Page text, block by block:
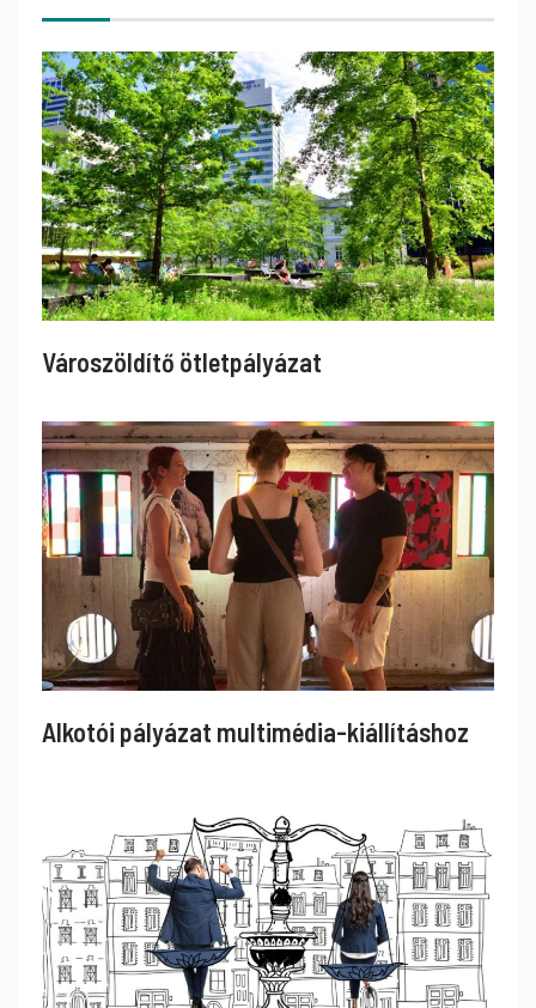
Városzöldítő ötletpályázat
Alkotói pályázat multimédia-kiállításhoz